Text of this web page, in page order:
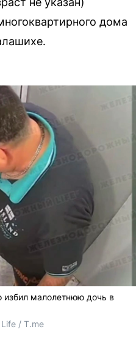
дома
малолетнюю дочь в
/ T.me